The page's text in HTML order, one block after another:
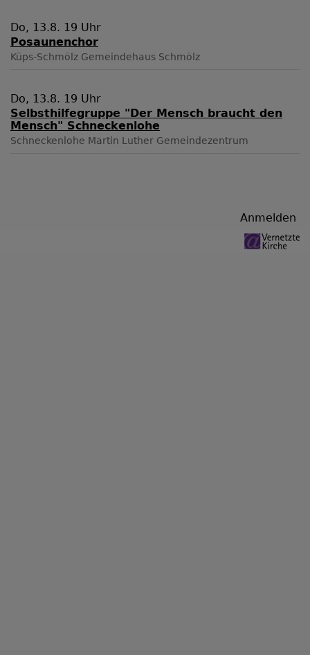
Do, 13.8. 19 Uhr
Posaunenchor
Küps-Schmölz Gemeindehaus Schmölz
Do, 13.8. 19 Uhr
Selbsthilfegruppe "Der Mensch braucht den
Mensch" Schneckenlohe
Schneckenlohe Martin Luther Gemeindezentrum
Anmelden